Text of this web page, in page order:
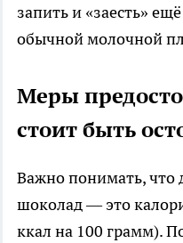
запить и «заесть»
обычной молочной
Меры
стоит быть
Важно понимать,
шоколад — это
ккал на 100 грамм).